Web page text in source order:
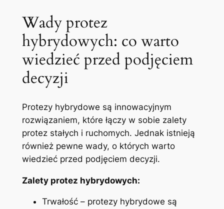
Wady protez⁣
hybrydowych: co warto
wiedzieć​ przed podjęciem
decyzji
Protezy hybrydowe są innowacyjnym
rozwiązaniem,⁢ które łączy w⁢ sobie zalety
protez stałych i ruchomych. Jednak istnieją
również pewne wady, o których warto
wiedzieć przed podjęciem decyzji. ⁤
Zalety protez hybrydowych:
Trwałość – protezy hybrydowe są